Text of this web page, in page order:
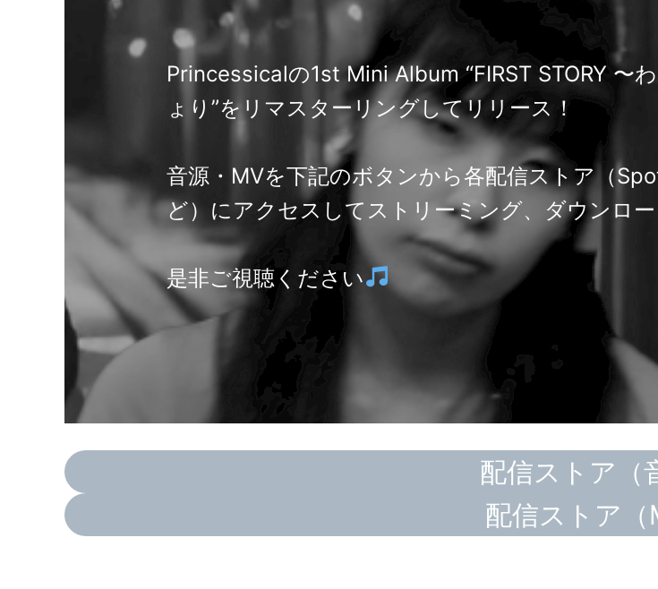
Princessicalの1st Mini Album “FIRST STORY 〜
ょり”をリマスターリングしてリリース！
音源・MVを下記のボタンから各配信ストア（
ど）にアクセスしてストリーミング、ダウンロー
是非ご視聴ください
配信ストア（
配信ストア（